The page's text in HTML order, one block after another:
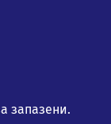
запазени.